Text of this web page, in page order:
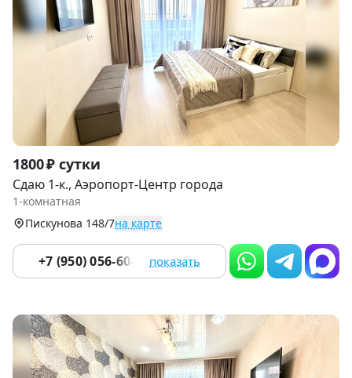
Item
1
of
9
1800 ₽ сутки
Сдаю 1-к., Аэропорт-Центр города
1-комнатная
Пискунова 148/7на карте
+7 (950) 056-60-06 показать